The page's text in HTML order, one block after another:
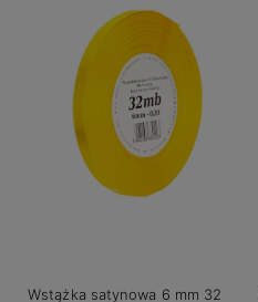
Wstążka satynowa 6 mm 32